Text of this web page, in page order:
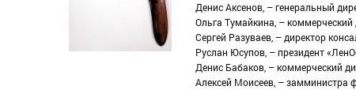
Денис Аксенов, – генеральный
Ольга Тумайкина, –
Сергей Разуваев, – директор
Руслан Юсупов, – президент
Денис Бабаков, – коммерческий
Алексей Моисеев, – замминистра